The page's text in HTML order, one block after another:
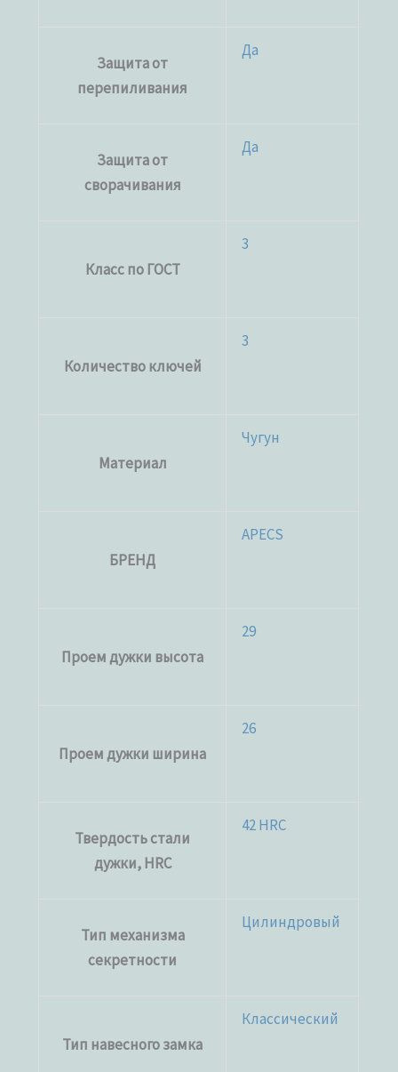
Защита от
перепиливания
Да
Защита от
сворачивания
Да
Класс по ГОСТ
3
Количество ключей
3
Материал
Чугун
БРЕНД
APECS
Проем дужки высота
29
Проем дужки ширина
26
Твердость стали
дужки, HRC
42 HRC
Тип механизма
секретности
Цилиндровый
Тип навесного замка
Классический